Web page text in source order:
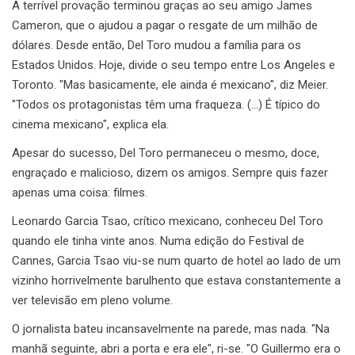
A terrível provação terminou graças ao seu amigo James
Cameron, que o ajudou a pagar o resgate de um milhão de
dólares. Desde então, Del Toro mudou a família para os
Estados Unidos. Hoje, divide o seu tempo entre Los Angeles e
Toronto. "Mas basicamente, ele ainda é mexicano", diz Meier.
"Todos os protagonistas têm uma fraqueza. (…) É típico do
cinema mexicano", explica ela.
Apesar do sucesso, Del Toro permaneceu o mesmo, doce,
engraçado e malicioso, dizem os amigos. Sempre quis fazer
apenas uma coisa: filmes.
Leonardo Garcia Tsao, crítico mexicano, conheceu Del Toro
quando ele tinha vinte anos. Numa edição do Festival de
Cannes, Garcia Tsao viu-se num quarto de hotel ao lado de um
vizinho horrivelmente barulhento que estava constantemente a
ver televisão em pleno volume.
O jornalista bateu incansavelmente na parede, mas nada. "Na
manhã seguinte, abri a porta e era ele", ri-se. "O Guillermo era o